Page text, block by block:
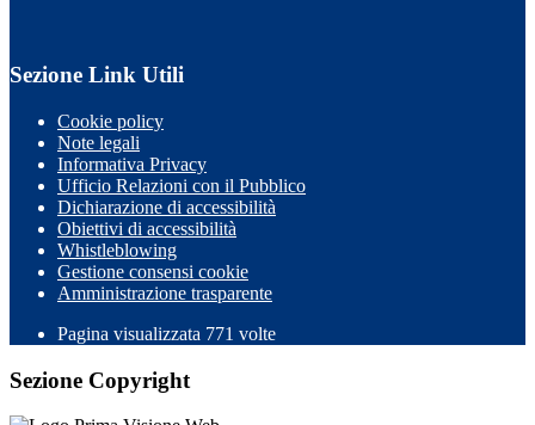
Sezione Link Utili
Cookie policy
Note legali
Informativa Privacy
Ufficio Relazioni con il Pubblico
Dichiarazione di accessibilità
Obiettivi di accessibilità
Whistleblowing
Gestione consensi cookie
Amministrazione trasparente
Pagina visualizzata 771 volte
Sezione Copyright